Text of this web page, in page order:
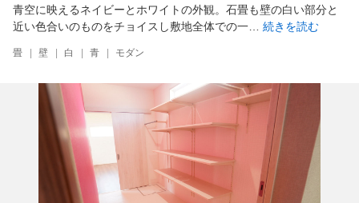
青空に映えるネイビーとホワイトの外観。石畳も壁の白い部分と
近い色合いのものをチョイスし敷地全体での一… 続きを読む
畳 壁 白 青 モダン